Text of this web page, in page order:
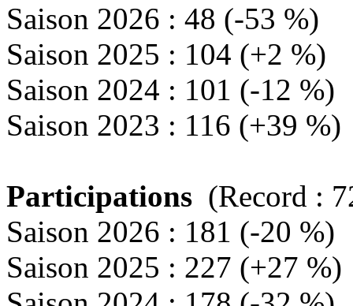
Saison 2026 : 48 (-53 %)
Saison 2025 : 104 (+2 %)
Saison 2024 : 101 (-12 %)
Saison 2023 : 116 (+39 %)
Participations (Record :
Saison 2026 : 181 (-20 %)
Saison 2025 : 227 (+27 %)